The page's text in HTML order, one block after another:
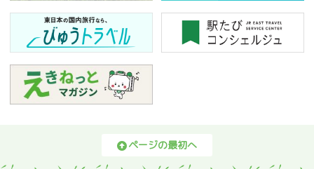
ページの最初へ